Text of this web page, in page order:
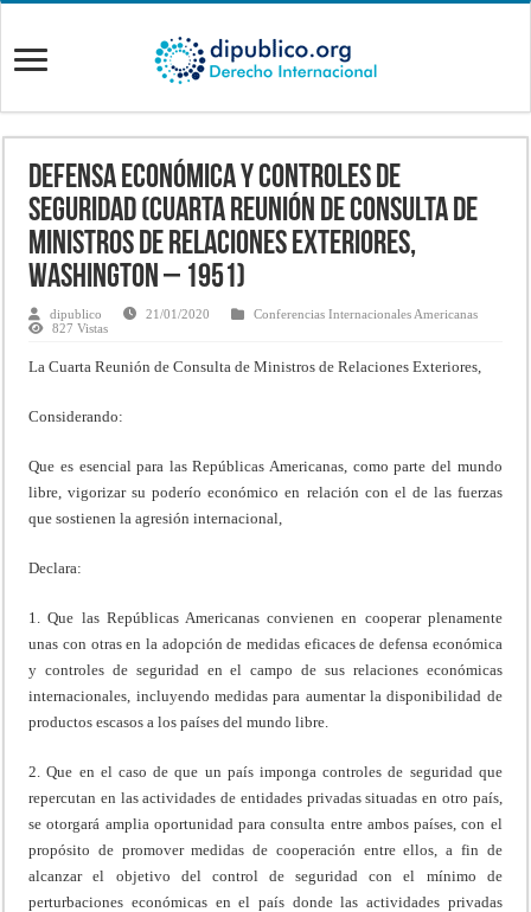
Defensa económica y controles de
seguridad (Cuarta Reunión de Consulta de
Ministros de Relaciones Exteriores,
Washington – 1951)
dipublico 21/01/2020
Conferencias Internacionales Americanas
827 Vistas
La Cuarta Reunión de Consulta de Ministros de Relaciones Exteriores,
Considerando:
Que es esencial para las Repúblicas Americanas, como parte del mundo
libre, vigorizar su poderío económico en relación con el de las fuerzas
que sostienen la agresión internacional,
Declara:
1. Que las Repúblicas Americanas convienen en cooperar plenamente
unas con otras en la adopción de medidas eficaces de defensa económica
y controles de seguridad en el campo de sus relaciones económicas
internacionales, incluyendo medidas para aumentar la disponibilidad de
productos escasos a los países del mundo libre.
2. Que en el caso de que un país imponga controles de seguridad que
repercutan en las actividades de entidades privadas situadas en otro país,
se otorgará amplia oportunidad para consulta entre ambos países, con el
propósito de promover medidas de cooperación entre ellos, a fin de
alcanzar el objetivo del control de seguridad con el mínimo de
perturbaciones económicas en el país donde las actividades privadas